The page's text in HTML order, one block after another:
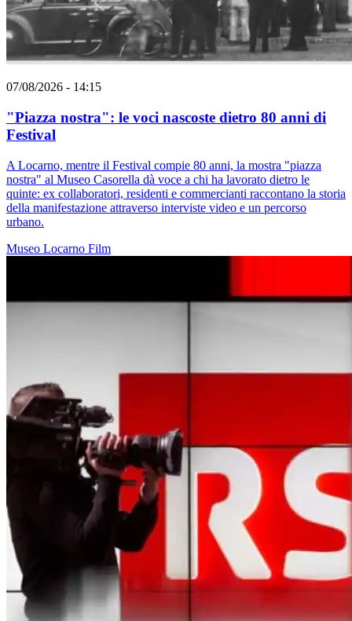
07/08/2026 - 14:15
"Piazza nostra": le voci nascoste dietro 80 anni di
Festival
A Locarno, mentre il Festival compie 80 anni, la mostra "piazza
nostra" al Museo Casorella dà voce a chi ha lavorato dietro le
quinte: ex collaboratori, residenti e commercianti raccontano la storia
della manifestazione attraverso interviste video e un percorso
urbano.
Museo Locarno Film